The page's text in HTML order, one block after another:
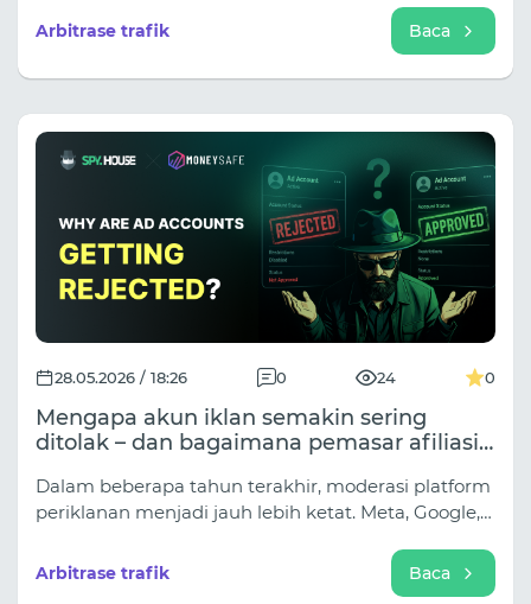
kemitraan Spy House dan LuxAccs: analitik,
Arbitrase trafik Baca
28.05.2026 / 18:26 0 24 0
Mengapa akun iklan semakin sering
ditolak – dan bagaimana pemasar afiliasi
Dalam beberapa tahun terakhir, moderasi platform
periklanan menjadi jauh lebih ketat. Meta, Google,
memperbarui algoritma mereka untuk meninjau
situs web, materi iklan, dan set iklan. Akibatnya,
Arbitrase trafik Baca